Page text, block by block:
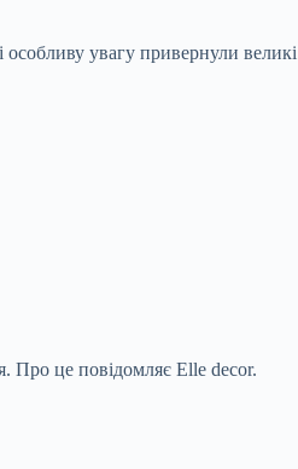
увагу привернули великі
Про це повідомляє Elle decor.